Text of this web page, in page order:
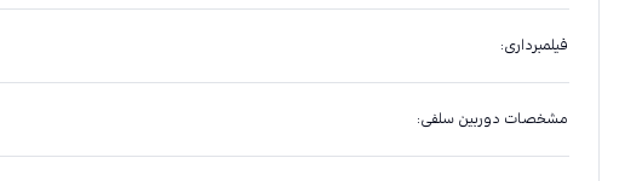
فیلمبرداری:
مشخصات دوربین سلفی: